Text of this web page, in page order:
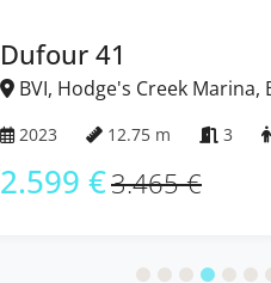
Sun Odyssey 410
BVI, Hodge's Creek Marina,
2023 12.35 m 3
2.513 €3.350 €